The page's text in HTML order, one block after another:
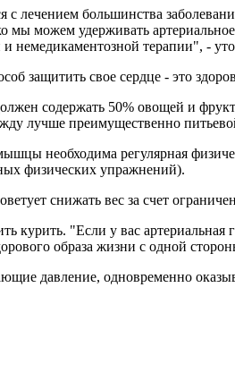
с лечением большинства
мы можем удерживать
немедикаментозной терапии", -
защитить свое сердце - это
содержать 50% овощей и
лучше преимущественно
необходима регулярная
физических упражнений).
снижать вес за счет
курить. "Если у вас
образа жизни с одной
давление, одновременно